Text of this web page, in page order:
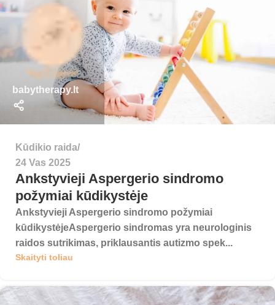
babytherapy.lt
Kūdikio raida
24 Vas 2025
Ankstyvieji Aspergerio sindromo
požymiai kūdikystėje
Ankstyvieji Aspergerio sindromo požymiai
kūdikystėjeAspergerio sindromas yra neurologinis
raidos sutrikimas, priklausantis autizmo spek...
Skaityti toliau